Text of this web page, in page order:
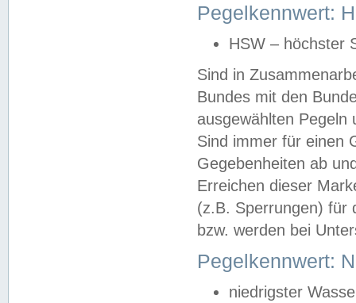
Pegelkennwert:
HSW – höchster
Sind in
Bundes mit den
ausgewählten
Sind immer für einen
Gegebenheiten ab
Erreichen dieser
(z.B. Sperrungen) für
bzw. werden bei
Pegelkennwert:
niedrigster